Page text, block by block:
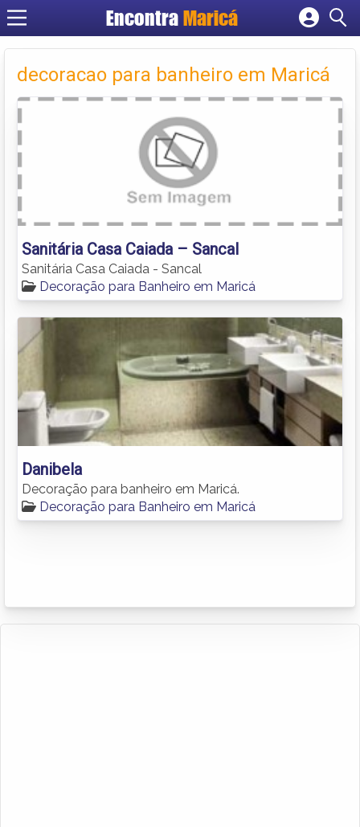
EncontraMaricá
Cadastrar empresa
Criar conta
decoracao para banheiro em Maricá
Sanitária Casa Caiada – Sancal
Sanitária Casa Caiada - Sancal
Decoração para Banheiro em Maricá
Danibela
Decoração para banheiro em Maricá.
Decoração para Banheiro em Maricá